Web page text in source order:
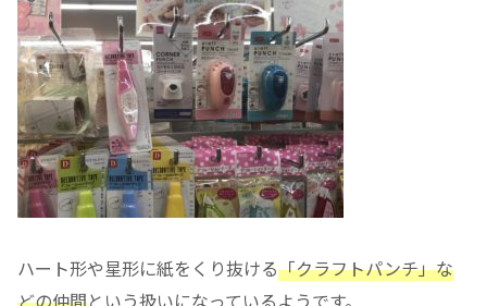
ハート形や星形に紙をくり抜ける「クラフトパンチ」な
どの仲間という扱いになっているようです。